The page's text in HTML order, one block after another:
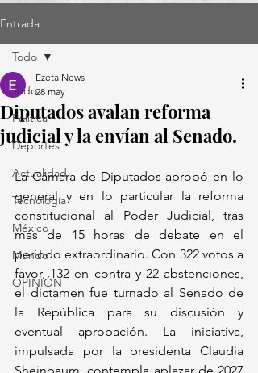
Entrada
Todo
Política
Deportes
Actualidad
Tecnología
México
Mundo
OPINIÓN
Todo
Diputados avalan reforma
judicial y la envían al Senado.
Ezeta News
28 may
La Cámara de Diputados aprobó en lo
general y en lo particular la reforma
constitucional al Poder Judicial, tras
más de 15 horas de debate en el
periodo extraordinario. Con 322 votos a
favor, 132 en contra y 22 abstenciones,
el dictamen fue turnado al Senado de
la República para su discusión y
eventual aprobación. La iniciativa,
impulsada por la presidenta Claudia